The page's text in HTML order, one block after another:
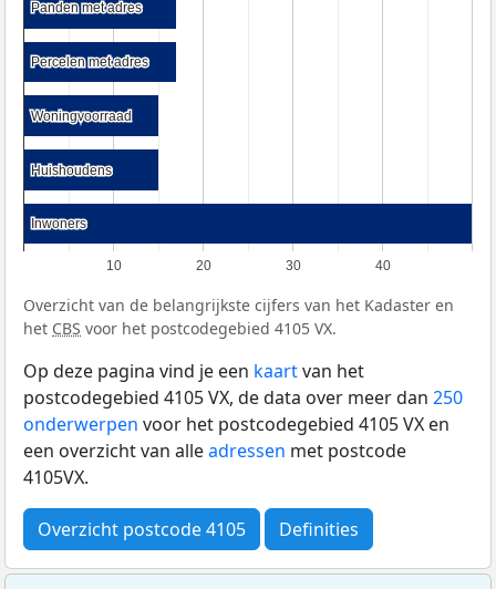
10 20 30 40
Panden met adres
Panden met adres
Percelen met adres
Percelen met adres
Woningvoorraad
Woningvoorraad
Huishoudens
Huishoudens
Inwoners
Inwoners
Overzicht van de belangrijkste cijfers van het Kadaster en
het CBS voor het postcodegebied 4105 VX.
Op deze pagina vind je een kaartvan het
postcodegebied 4105 VX, de data over meer dan 250
onderwerpen voor het postcodegebied 4105 VX en
een overzicht van alleadressen met postcode
4105VX.
Overzicht postcode 4105 Definities